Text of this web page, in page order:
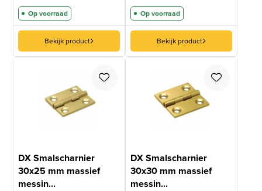
Op voorraad
Bekijk product
Op voorraad
Bekijk product
DX Smalscharnier
30x25 mm massief
messin...
DX Smalscharnier
30x30 mm massief
messin...